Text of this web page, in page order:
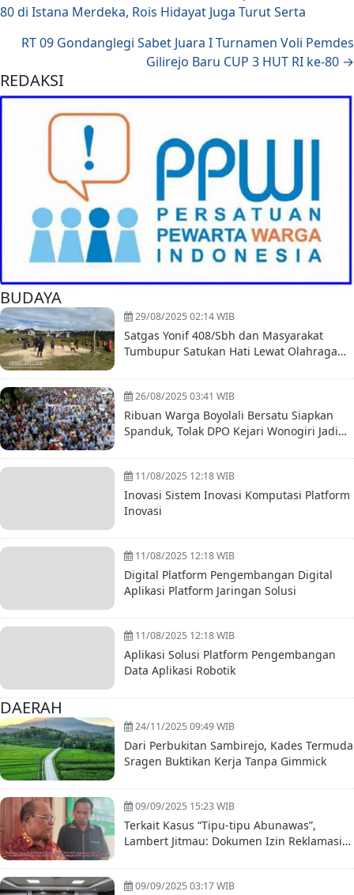
80 di Istana Merdeka, Rois Hidayat Juga Turut Serta
RT 09 Gondanglegi Sabet Juara I Turnamen Voli Pemdes
Gilirejo Baru CUP 3 HUT RI ke-80 →
REDAKSI
BUDAYA
29/08/2025 02:14 WIB
Satgas Yonif 408/Sbh dan Masyarakat
Tumbupur Satukan Hati Lewat Olahraga
26/08/2025 03:41 WIB
Ribuan Warga Boyolali Bersatu Siapkan
Spanduk, Tolak DPO Kejari Wonogiri Jadi
11/08/2025 12:18 WIB
Inovasi Sistem Inovasi Komputasi Platform
Inovasi
11/08/2025 12:18 WIB
Digital Platform Pengembangan Digital
Aplikasi Platform Jaringan Solusi
11/08/2025 12:18 WIB
Aplikasi Solusi Platform Pengembangan
Data Aplikasi Robotik
DAERAH
24/11/2025 09:49 WIB
Dari Perbukitan Sambirejo, Kades Termuda
Sragen Buktikan Kerja Tanpa Gimmick
09/09/2025 15:23 WIB
Terkait Kasus “Tipu-tipu Abunawas”,
Lambert Jitmau: Dokumen Izin Reklamasi
09/09/2025 03:17 WIB